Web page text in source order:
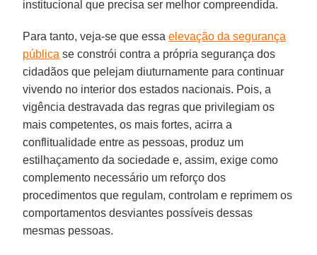
institucional que precisa ser melhor compreendida.
Para tanto, veja-se que essaelevação da segurança
pública se constrói contra a própria segurança dos
cidadãos que pelejam diuturnamente para continuar
vivendo no interior dos estados nacionais. Pois, a
vigência destravada das regras que privilegiam os
mais competentes, os mais fortes, acirra a
conflitualidade entre as pessoas, produz um
estilhaçamento da sociedade e, assim, exige como
complemento necessário um reforço dos
procedimentos que regulam, controlam e reprimem os
comportamentos desviantes possíveis dessas
mesmas pessoas.